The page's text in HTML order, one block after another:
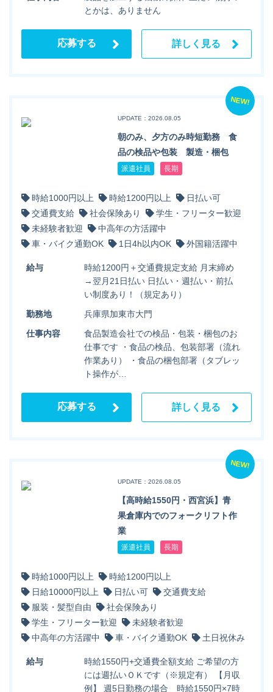
とかは、ありません
応募する 詳しく見る
NEW!
UPDATE：2026.08.05
朝のみ、夕方のみ時短勤務 食
品の検品や包装 製造・梱包
派遣社員 長期
時給1000円以上 時給1200円以上
日払い可
交通費支給
社会保険あり
学生・フリーター歓迎
未経験者歓迎
中高年の方活躍中
車・バイク通勤OK
1日4h以内OK 外国籍活躍中
給与
時給1200円＋交通費規定支給 月末締め
→翌月21日払い 日払い・週払い・前払
い制度あり！（規定あり）
勤務地
兵庫県加東市大門
仕事内容
食品製造会社での検品・包装・梱包のお
仕事です ・食品の検品、包装部署（流れ
作業あり） ・食品の梱包部署（タブレッ
ト操作が…
応募する 詳しく見る
NEW!
UPDATE：2026.08.05
【高時給1550円・西宮浜】青
果倉庫内でのフォークリフト作
業
派遣社員 長期
時給1000円以上
時給1200円以上
日給10000円以上
日払い可
交通費支給
服装・髪型自由
社会保険あり
学生・フリーター歓迎
未経験者歓迎
中高年の方活躍中
車・バイク通勤OK 土日祝休み
給与
時給1550円+交通費全額支給 ご希望の方
には週払いＯＫです（※規定有） 【月収
例】 週5日勤務の場合 時給1550円×7時